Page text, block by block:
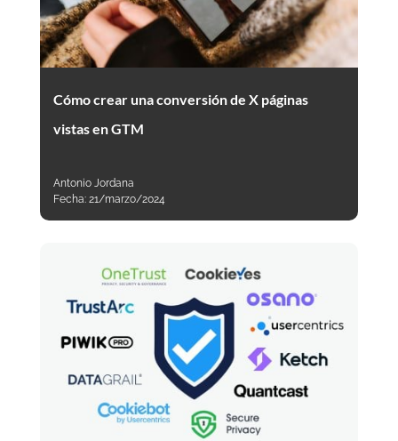
Cómo crear una conversión de X páginas
vistas en GTM
Antonio Jordana
Fecha: 21/marzo/2024